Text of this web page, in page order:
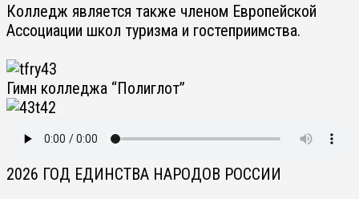
Колледж является также членом Европейской
Ассоциации школ туризма и гостеприимства.
Гимн колледжа “Полиглот”
2026 ГОД ЕДИНСТВА НАРОДОВ РОССИИ